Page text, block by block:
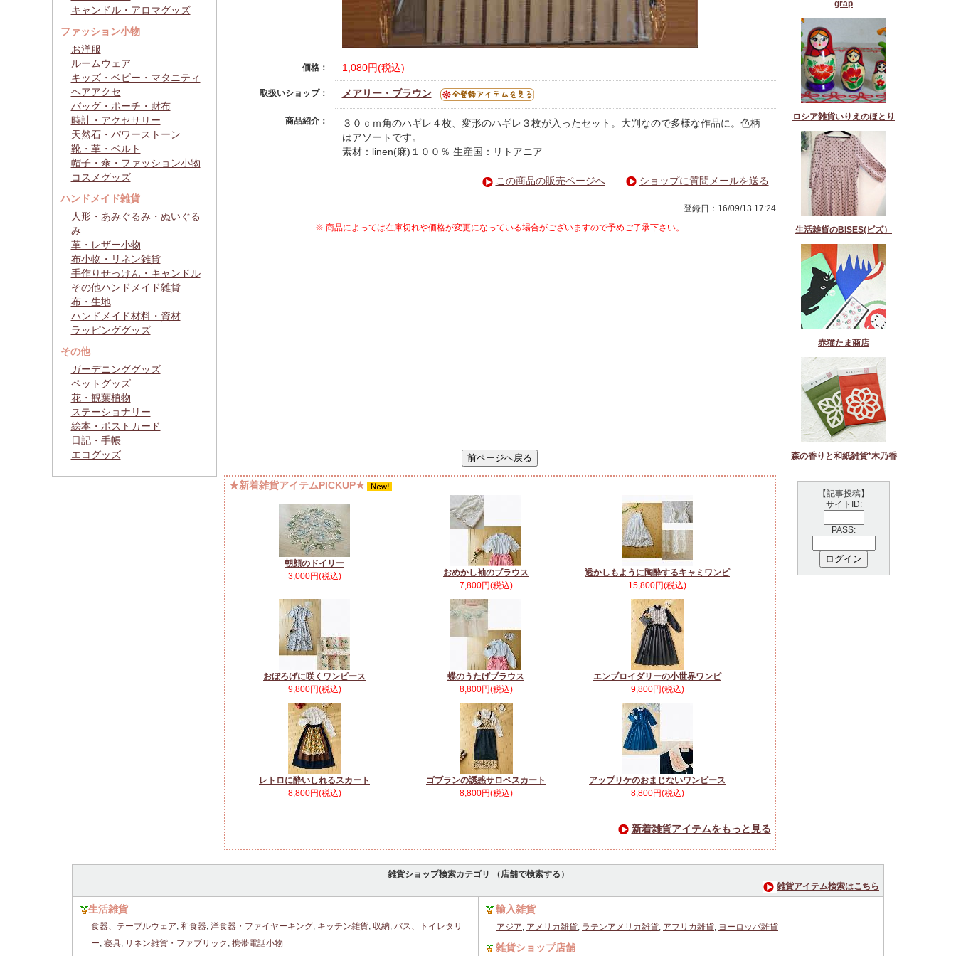
キャンドル・アロマグッズ
ファッション小物
お洋服
ルームウェア
キッズ・ベビー・マタニティ
ヘアアクセ
バッグ・ポーチ・財布
時計・アクセサリー
天然石・パワーストーン
靴・革・ベルト
帽子・傘・ファッション小物
コスメグッズ
ハンドメイド雑貨
人形・あみぐるみ・ぬいぐる
み
革・レザー小物
布小物・リネン雑貨
手作りせっけん・キャンドル
その他ハンドメイド雑貨
布・生地
ハンドメイド材料・資材
ラッピンググッズ
その他
ガーデニンググッズ
ペットグッズ
花・観葉植物
ステーショナリー
絵本・ポストカード
日記・手帳
エコグッズ
価格： 1,080円(税込)
取扱いショップ： メアリー・ブラウン
商品紹介：
３０ｃｍ角のハギレ４枚、変形のハギレ３枚が入ったセット。大判なので多様な作品に。色柄
はアソートです。
素材：linen(麻)１００％ 生産国：リトアニア
この商品の販売ページへ ショップに質問メールを送る
登録日：16/09/13 17:24
※ 商品によっては在庫切れや価格が変更になっている場合がございますので予めご了承下さい。
★新着雑貨アイテムPICKUP★
朝顔のドイリー
3,000円(税込)
おめかし袖のブラウス
7,800円(税込)
透かしもように陶酔するキャミワンピ
15,800円(税込)
おぼろげに咲くワンピース
9,800円(税込)
蝶のうたげブラウス
8,800円(税込)
エンブロイダリーの小世界ワンピ
9,800円(税込)
レトロに酔いしれるスカート
8,800円(税込)
ゴブランの誘惑サロペスカート
8,800円(税込)
アップリケのおまじないワンピース
8,800円(税込)
新着雑貨アイテムをもっと見る
grap
ロシア雑貨いりえのほとり
生活雑貨のBISES(ビズ）
赤猫たま商店
森の香りと和紙雑貨*木乃香
【記事投稿】
サイトID:
PASS:
雑貨ショップ検索カテゴリ （店舗で検索する）
雑貨アイテム検索はこちら
生活雑貨
食器、テーブルウェア, 和食器, 洋食器・ファイヤーキング, キッチン雑貨, 収納, バス、トイレタリ
ー, 寝具, リネン雑貨・ファブリック , 携帯電話小物
輸入雑貨
アジア, アメリカ雑貨, ラテンアメリカ雑貨, アフリカ雑貨, ヨーロッパ雑貨
雑貨ショップ店舗